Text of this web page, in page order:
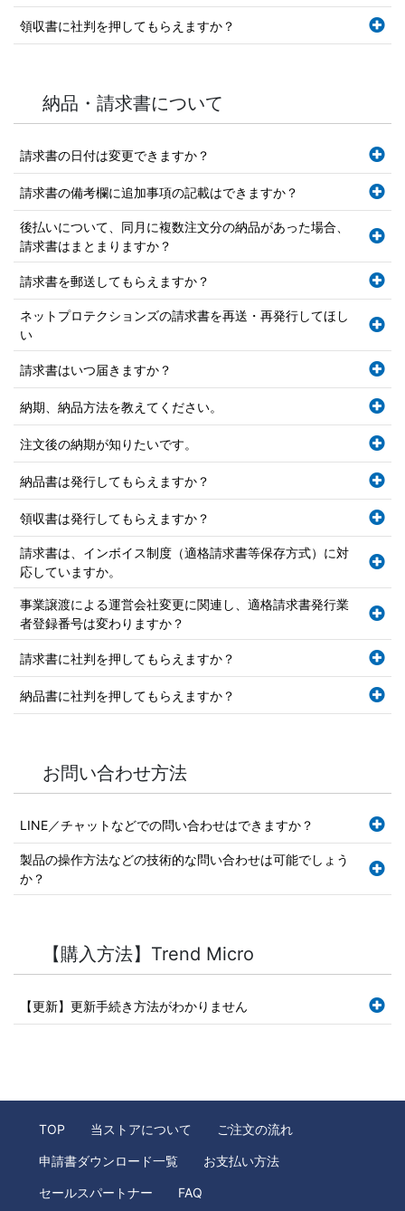
領収書に社判を押してもらえますか？
納品・請求書について
請求書の日付は変更できますか？
請求書の備考欄に追加事項の記載はできますか？
後払いについて、同月に複数注文分の納品があった場合、
請求書はまとまりますか？
請求書を郵送してもらえますか？
ネットプロテクションズの請求書を再送・再発行してほし
い
請求書はいつ届きますか？
納期、納品方法を教えてください。
注文後の納期が知りたいです。
納品書は発行してもらえますか？
領収書は発行してもらえますか？
請求書は、インボイス制度（適格請求書等保存方式）に対
応していますか。
事業譲渡による運営会社変更に関連し、適格請求書発行業
者登録番号は変わりますか？
請求書に社判を押してもらえますか？
納品書に社判を押してもらえますか？
お問い合わせ方法
LINE／チャットなどでの問い合わせはできますか？
製品の操作方法などの技術的な問い合わせは可能でしょう
か？
【購入方法】Trend Micro
【更新】更新手続き方法がわかりません
TOP 当ストアについて ご注文の流れ
申請書ダウンロード一覧 お支払い方法
セールスパートナー FAQ